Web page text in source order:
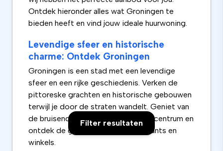
Filter resultaten
Ontdek hieronder alles wat Groningen te
bieden heeft en vind jouw ideale huurwoning.
Levendige sfeer en historische
charme: Ontdek Groningen
Groningen is een stad met een levendige
sfeer en een rijke geschiedenis. Verken de
pittoreske grachten en historische gebouwen
terwijl je door de straten wandelt. Geniet van
de bruisende energie van het stadscentrum en
ontdek de gezellige cafés, restaurants en
winkels.